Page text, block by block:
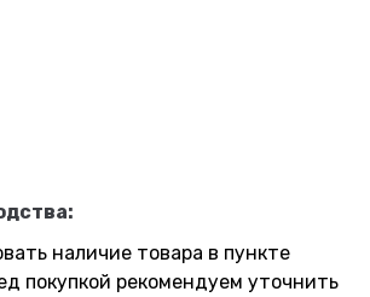
наличие товара в пункте
покупкой рекомендуем уточнить